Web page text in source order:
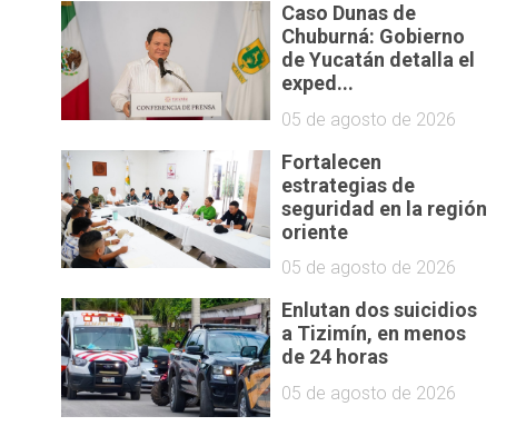
Caso Dunas de
Chuburná: Gobierno
de Yucatán detalla el
exped...
05 de agosto de 2026
Fortalecen
estrategias de
seguridad en la región
oriente
05 de agosto de 2026
Enlutan dos suicidios
a Tizimín, en menos
de 24 horas
05 de agosto de 2026